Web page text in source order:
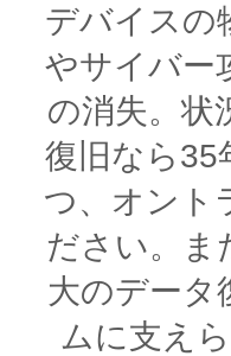
デバイスの
やサイバー
の消失。状
復旧なら35
つ、オント
ださい。ま
大のデータ
ムに支え